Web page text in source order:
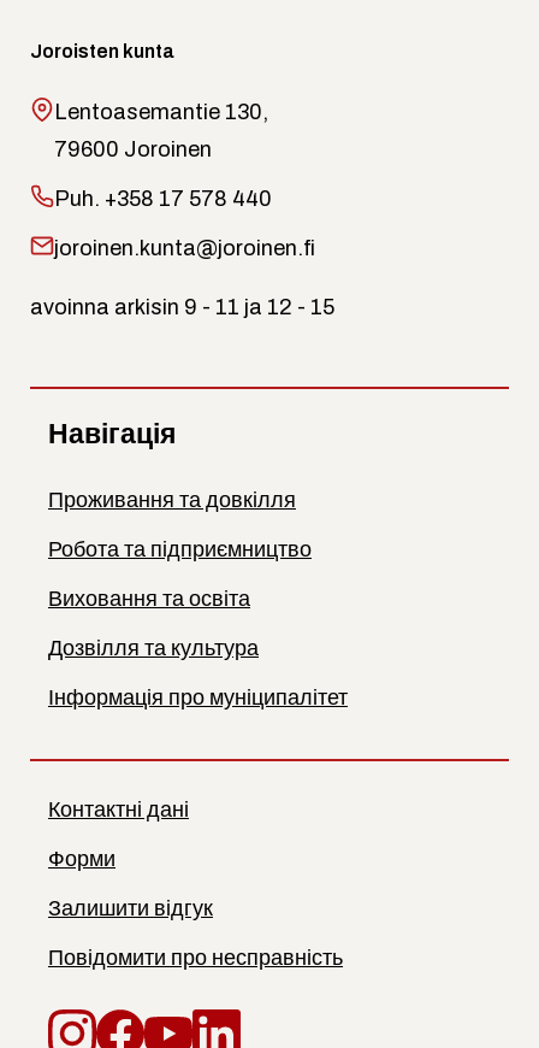
Joroisten kunta
Lentoasemantie 130,
79600 Joroinen
Puh. +358 17 578 440
joroinen.kunta@joroinen.fi
avoinna arkisin 9 - 11 ja 12 - 15
Навігація
Проживання та довкілля
Робота та підприємництво
Виховання та освіта
Дозвілля та культура
Інформація про муніципалітет
Контактні дані
Форми
Залишити відгук
Повідомити про несправність
Instagram
Facebook
YouTube
LinkedIn